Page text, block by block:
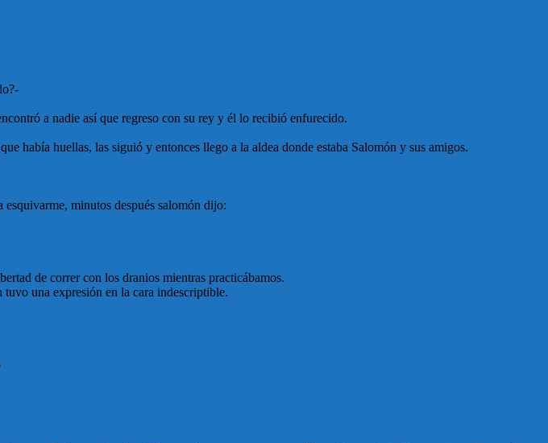
a nadie así que regreso con su rey y él lo recibió enfurecido.
había huellas, las siguió y entonces llego a la aldea donde estaba Salomón y sus amigos.
minutos después salomón dijo:
de correr con los dranios mientras practicábamos.
una expresión en la cara indescriptible.